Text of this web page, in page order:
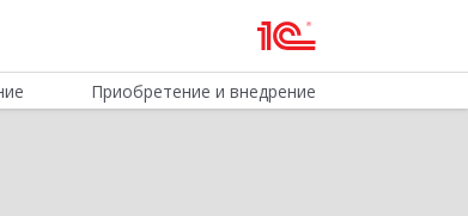
Приобретение и внедрение